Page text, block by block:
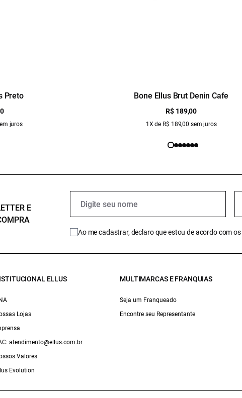
Preto
juros
Bone Ellus Brut Denin Cafe
R$ 189,00
1X de R$ 189,00 sem juros
E
Ao me cadastrar, declaro que estou de acordo com os
ELLUS
Lojas
atendimento@ellus.com.br
Valores
Evolution
MULTIMARCAS E FRANQUIAS
Seja um Franqueado
Encontre seu Representante